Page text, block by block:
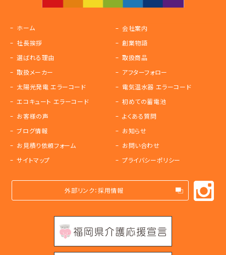
ホーム
会社案内
社長挨拶
創業物語
選ばれる理由
取扱商品
取扱メーカー
アフターフォロー
太陽光発電 エラーコード
電気温水器 エラーコード
エコキュート エラーコード
初めての蓄電池
お客様の声
よくある質問
ブログ情報
お知らせ
お見積り依頼フォーム
お問い合わせ
サイトマップ
プライバシーポリシー
外部リンク：採用情報